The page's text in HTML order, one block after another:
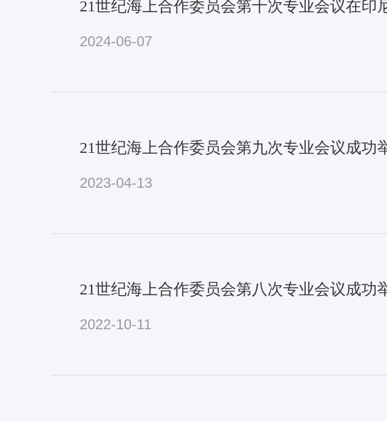
21世纪海上合作委员会第十次专业会议在印
2024-06-07
21世纪海上合作委员会第九次专业会议成功
2023-04-13
21世纪海上合作委员会第八次专业会议成功
2022-10-11